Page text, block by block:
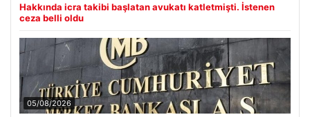
Hakkında icra takibi başlatan avukatı katletmişti. İstenen
ceza belli oldu
05/08/2026